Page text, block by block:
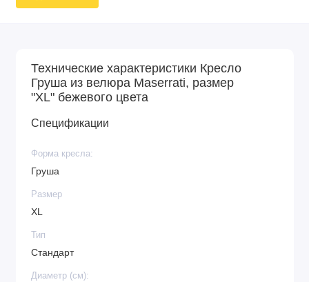
Технические характеристики Кресло
Груша из велюра Maserrati, размер
"XL" бежевого цвета
Спецификации
Форма кресла:
Груша
Размер
XL
Тип
Стандарт
Диаметр (см):